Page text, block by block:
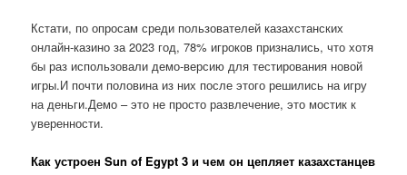
Кстати, по опросам среди пользователей казахстанских
онлайн-казино за 2023 год, 78% игроков признались, что хотя
бы раз использовали демо-версию для тестирования новой
игры.И почти половина из них после этого решились на игру
на деньги.Демо – это не просто развлечение, это мостик к
уверенности.
Как устроен Sun of Egypt 3 и чем он цепляет казахстанцев